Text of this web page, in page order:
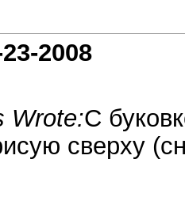
2008
Wrote:С
сверху